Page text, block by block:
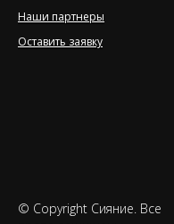
Наши партнеры
Оставить заявку
© Copyright Сияние. Все